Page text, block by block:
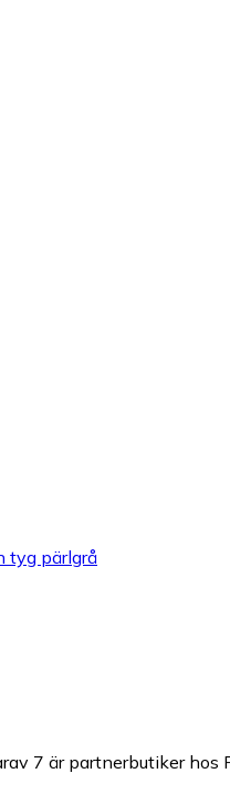
tyg pärlgrå
7 är partnerbutiker hos